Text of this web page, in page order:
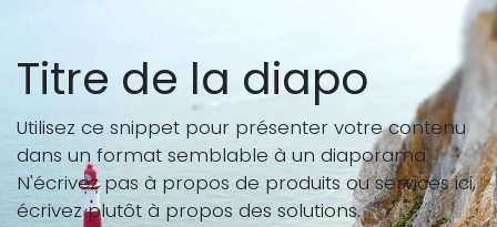
Titre de la diapo
Utilisez ce snippet pour présenter votre contenu
dans un format semblable à un diaporama.
N'écrivez pas à propos de produits ou services ici,
écrivez plutôt à propos des solutions.